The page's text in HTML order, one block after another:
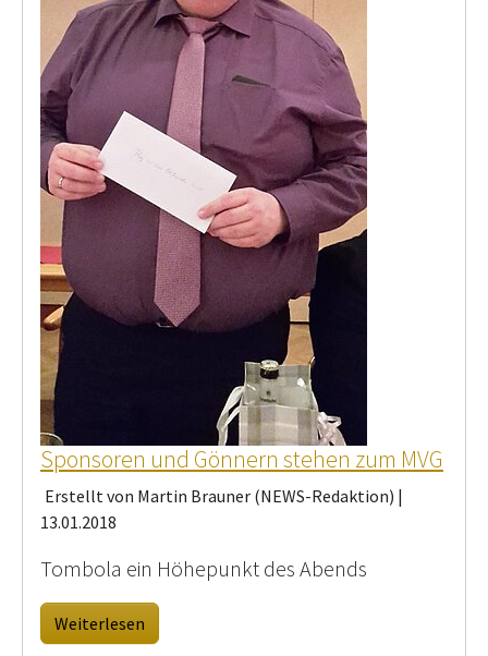
Sponsoren und Gönnern stehen zum MVG
Erstellt von Martin Brauner (NEWS-Redaktion) |
13.01.2018
Tombola ein Höhepunkt des Abends
Weiterlesen